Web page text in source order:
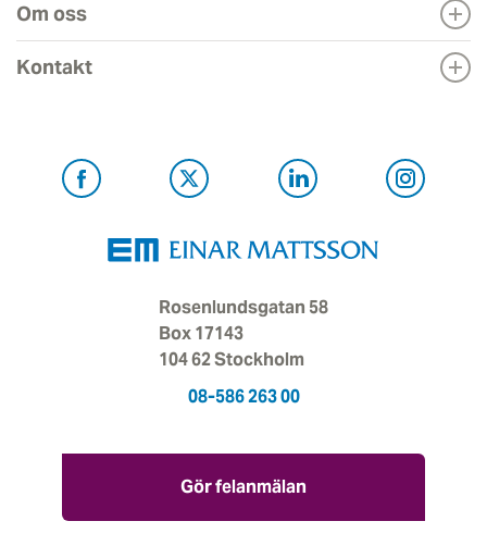
Om oss
Kontakt
Rosenlundsgatan 58
Box 17143
104 62 Stockholm
08-586 263 00
Gör felanmälan